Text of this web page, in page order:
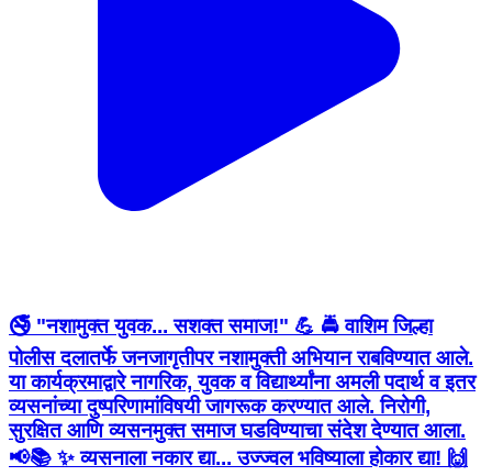
🚭 "नशामुक्त युवक... सशक्त समाज!" 💪 🚔 वाशिम जिल्हा
पोलीस दलातर्फे जनजागृतीपर नशामुक्ती अभियान राबविण्यात आले.
या कार्यक्रमाद्वारे नागरिक, युवक व विद्यार्थ्यांना अमली पदार्थ व इतर
व्यसनांच्या दुष्परिणामांविषयी जागरूक करण्यात आले. निरोगी,
सुरक्षित आणि व्यसनमुक्त समाज घडविण्याचा संदेश देण्यात आला.
📢📚 ✨ व्यसनाला नकार द्या... उज्ज्वल भविष्याला होकार द्या! 🙌